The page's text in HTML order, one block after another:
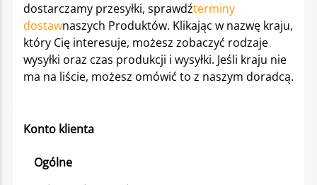
Konto klienta
Ogólne
dostarczamy przesyłki, sprawdźterminy
dostawnaszych Produktów. Klikając w nazwę kraju,
który Cię interesuje, możesz zobaczyć rodzaje
wysyłki oraz czas produkcji i wysyłki. Jeśli kraju nie
ma na liście, możesz omówić to z naszym doradcą.